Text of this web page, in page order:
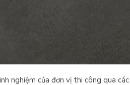
nghiệm của đơn vị thi công qua